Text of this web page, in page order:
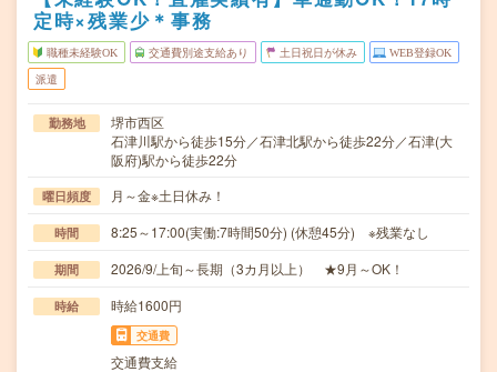
定時×残業少＊事務
職種未経験OK 交通費別途支給あり 土日祝日が休み WEB登録OK
派遣
勤務地
堺市西区
石津川駅から徒歩15分／石津北駅から徒歩22分／石津(大
阪府)駅から徒歩22分
曜日頻度 月～金※土日休み！
時間 8:25～17:00(実働:7時間50分) (休憩45分) ※残業なし
期間 2026/9/上旬～長期（3カ月以上） ★9月～OK！
時給 時給1600円
交通費
交通費支給